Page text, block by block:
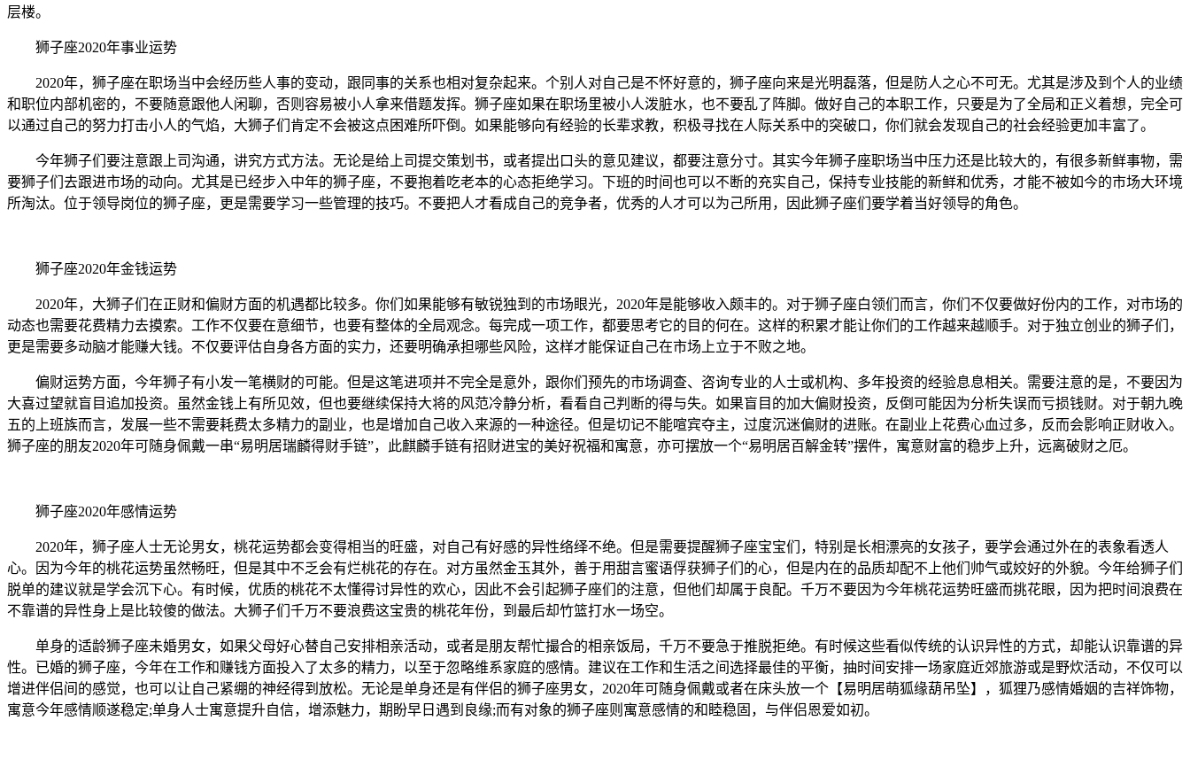
层楼。
狮子座2020年事业运势
2020年，狮子座在职场当中会经历些人事的变动，跟同事的关系也相对复杂起来。个别人对自己是不怀好意的，狮子座向来是光明磊落，但是防人之心不可无。尤其是涉及到个人的业绩
和职位内部机密的，不要随意跟他人闲聊，否则容易被小人拿来借题发挥。狮子座如果在职场里被小人泼脏水，也不要乱了阵脚。做好自己的本职工作，只要是为了全局和正义着想，完全可
以通过自己的努力打击小人的气焰，大狮子们肯定不会被这点困难所吓倒。如果能够向有经验的长辈求教，积极寻找在人际关系中的突破口，你们就会发现自己的社会经验更加丰富了。
今年狮子们要注意跟上司沟通，讲究方式方法。无论是给上司提交策划书，或者提出口头的意见建议，都要注意分寸。其实今年狮子座职场当中压力还是比较大的，有很多新鲜事物，需
要狮子们去跟进市场的动向。尤其是已经步入中年的狮子座，不要抱着吃老本的心态拒绝学习。下班的时间也可以不断的充实自己，保持专业技能的新鲜和优秀，才能不被如今的市场大环境
所淘汰。位于领导岗位的狮子座，更是需要学习一些管理的技巧。不要把人才看成自己的竞争者，优秀的人才可以为己所用，因此狮子座们要学着当好领导的角色。
狮子座2020年金钱运势
2020年，大狮子们在正财和偏财方面的机遇都比较多。你们如果能够有敏锐独到的市场眼光，2020年是能够收入颇丰的。对于狮子座白领们而言，你们不仅要做好份内的工作，对市场的
动态也需要花费精力去摸索。工作不仅要在意细节，也要有整体的全局观念。每完成一项工作，都要思考它的目的何在。这样的积累才能让你们的工作越来越顺手。对于独立创业的狮子们，
更是需要多动脑才能赚大钱。不仅要评估自身各方面的实力，还要明确承担哪些风险，这样才能保证自己在市场上立于不败之地。
偏财运势方面，今年狮子有小发一笔横财的可能。但是这笔进项并不完全是意外，跟你们预先的市场调查、咨询专业的人士或机构、多年投资的经验息息相关。需要注意的是，不要因为
大喜过望就盲目追加投资。虽然金钱上有所见效，但也要继续保持大将的风范冷静分析，看看自己判断的得与失。如果盲目的加大偏财投资，反倒可能因为分析失误而亏损钱财。对于朝九晚
五的上班族而言，发展一些不需要耗费太多精力的副业，也是增加自己收入来源的一种途径。但是切记不能喧宾夺主，过度沉迷偏财的进账。在副业上花费心血过多，反而会影响正财收入。
狮子座的朋友2020年可随身佩戴一串“易明居瑞麟得财手链”，此麒麟手链有招财进宝的美好祝福和寓意，亦可摆放一个“易明居百解金转”摆件，寓意财富的稳步上升，远离破财之厄。
狮子座2020年感情运势
2020年，狮子座人士无论男女，桃花运势都会变得相当的旺盛，对自己有好感的异性络绎不绝。但是需要提醒狮子座宝宝们，特别是长相漂亮的女孩子，要学会通过外在的表象看透人
心。因为今年的桃花运势虽然畅旺，但是其中不乏会有烂桃花的存在。对方虽然金玉其外，善于用甜言蜜语俘获狮子们的心，但是内在的品质却配不上他们帅气或姣好的外貌。今年给狮子们
脱单的建议就是学会沉下心。有时候，优质的桃花不太懂得讨异性的欢心，因此不会引起狮子座们的注意，但他们却属于良配。千万不要因为今年桃花运势旺盛而挑花眼，因为把时间浪费在
不靠谱的异性身上是比较傻的做法。大狮子们千万不要浪费这宝贵的桃花年份，到最后却竹篮打水一场空。
单身的适龄狮子座未婚男女，如果父母好心替自己安排相亲活动，或者是朋友帮忙撮合的相亲饭局，千万不要急于推脱拒绝。有时候这些看似传统的认识异性的方式，却能认识靠谱的异
性。已婚的狮子座，今年在工作和赚钱方面投入了太多的精力，以至于忽略维系家庭的感情。建议在工作和生活之间选择最佳的平衡，抽时间安排一场家庭近郊旅游或是野炊活动，不仅可以
增进伴侣间的感觉，也可以让自己紧绷的神经得到放松。 无论是单身还是有伴侣的狮子座男女，2020年可随身佩戴或者在床头放一个【易明居萌狐缘葫吊坠】，狐狸乃感情婚姻的吉祥饰物，
寓意今年感情顺遂稳定;单身人士寓意提升自信，增添魅力，期盼早日遇到良缘;而有对象的狮子座则寓意感情的和睦稳固，与伴侣恩爱如初。